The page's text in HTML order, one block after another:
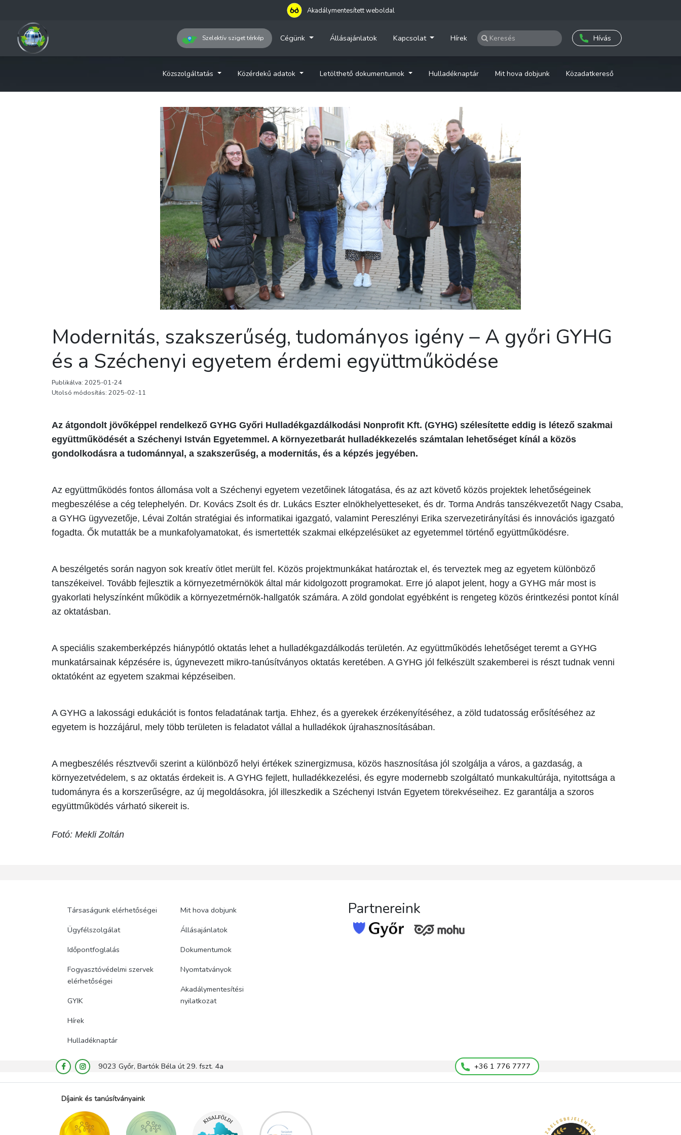
Akadálymentesített weboldal
Szelektív sziget térkép Cégünk Állásajánlatok Kapcsolat Hírek Hívás
Közszolgáltatás Közérdekű adatok Letölthető dokumentumok Hulladéknaptár Mit hova dobjunk Közadatkereső
Modernitás, szakszerűség, tudományos igény – A győri GYHG
és a Széchenyi egyetem érdemi együttműködése
Publikálva: 2025-01-24
Utolsó módosítás: 2025-02-11
Az átgondolt jövőképpel rendelkező GYHG Győri Hulladékgazdálkodási Nonprofit Kft. (GYHG) szélesítette eddig is létező szakmai
együttműködését a Széchenyi István Egyetemmel. A környezetbarát hulladékkezelés számtalan lehetőséget kínál a közös
gondolkodásra a tudománnyal, a szakszerűség, a modernitás, és a képzés jegyében.
Az együttműködés fontos állomása volt a Széchenyi egyetem vezetőinek látogatása, és az azt követő közös projektek lehetőségeinek
megbeszélése a cég telephelyén. Dr. Kovács Zsolt és dr. Lukács Eszter elnökhelyetteseket, és dr. Torma András tanszékvezetőt Nagy Csaba,
a GYHG ügyvezetője, Lévai Zoltán stratégiai és informatikai igazgató, valamint Pereszlényi Erika szervezetirányítási és innovációs igazgató
fogadta. Ők mutatták be a munkafolyamatokat, és ismertették szakmai elképzelésüket az egyetemmel történő együttműködésre.
A beszélgetés során nagyon sok kreatív ötlet merült fel. Közös projektmunkákat határoztak el, és terveztek meg az egyetem különböző
tanszékeivel. Tovább fejlesztik a környezetmérnökök által már kidolgozott programokat. Erre jó alapot jelent, hogy a GYHG már most is
gyakorlati helyszínként működik a környezetmérnök-hallgatók számára. A zöld gondolat egyébként is rengeteg közös érintkezési pontot kínál
az oktatásban.
A speciális szakemberképzés hiánypótló oktatás lehet a hulladékgazdálkodás területén. Az együttműködés lehetőséget teremt a GYHG
munkatársainak képzésére is, úgynevezett mikro-tanúsítványos oktatás keretében. A GYHG jól felkészült szakemberei is részt tudnak venni
oktatóként az egyetem szakmai képzéseiben.
A GYHG a lakossági edukációt is fontos feladatának tartja. Ehhez, és a gyerekek érzékenyítéséhez, a zöld tudatosság erősítéséhez az
egyetem is hozzájárul, mely több területen is feladatot vállal a hulladékok újrahasznosításában.
A megbeszélés résztvevői szerint a különböző helyi értékek szinergizmusa, közös hasznosítása jól szolgálja a város, a gazdaság, a
környezetvédelem, s az oktatás érdekeit is. A GYHG fejlett, hulladékkezelési, és egyre modernebb szolgáltató munkakultúrája, nyitottsága a
tudományra és a korszerűségre, az új megoldásokra, jól illeszkedik a Széchenyi István Egyetem törekvéseihez. Ez garantálja a szoros
együttműködés várható sikereit is.
Fotó: Mekli Zoltán
Társaságunk elérhetőségei
Ügyfélszolgálat
Időpontfoglalás
Fogyasztóvédelmi szervek
elérhetőségei
GYIK
Hírek
Hulladéknaptár
Mit hova dobjunk
Állásajánlatok
Dokumentumok
Nyomtatványok
Akadálymentesítési
nyilatkozat
Partnereink
9023 Győr, Bartók Béla út 29. fszt. 4a +36 1 776 7777
Díjaink és tanúsítványaink